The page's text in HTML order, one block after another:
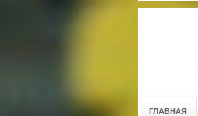
ГЛАВНАЯ